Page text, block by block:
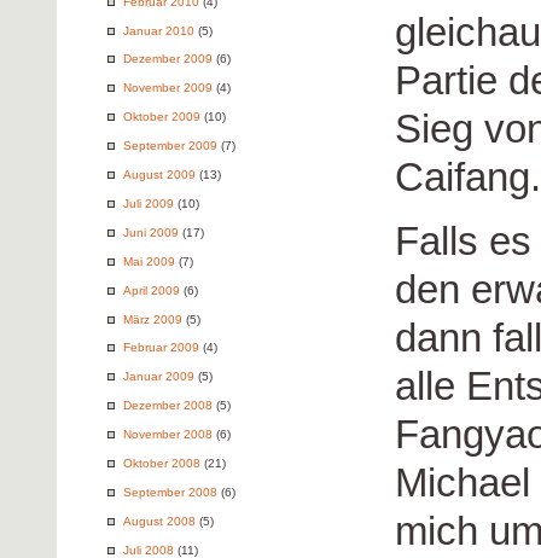
Januar 2010 (5)
Dezember 2009 (6)
November 2009 (4)
Oktober 2009 (10)
September 2009 (7)
August 2009 (13)
Juli 2009 (10)
Juni 2009 (17)
Mai 2009 (7)
April 2009 (6)
März 2009 (5)
Februar 2009 (4)
Januar 2009 (5)
Dezember 2008 (5)
November 2008 (6)
Oktober 2008 (21)
September 2008 (6)
August 2008 (5)
Juli 2008 (11)
Partie
Sieg
Caifang.
Falls
den
dann
alle
mich